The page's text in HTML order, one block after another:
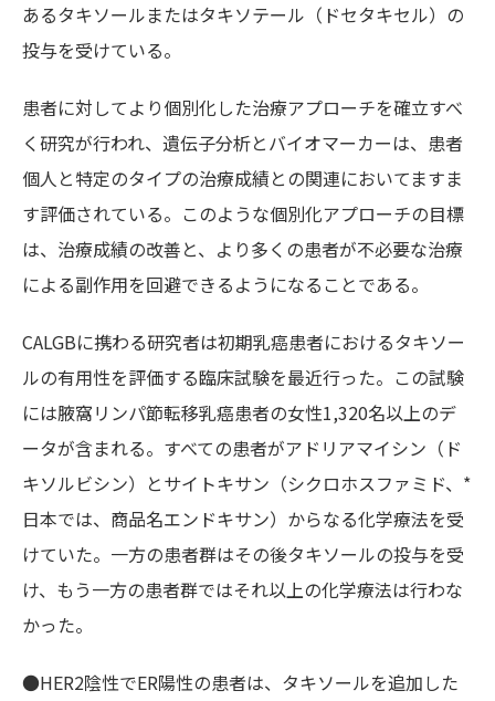
あるタキソールまたはタキソテール（ドセタキセル）の
投与を受けている。
患者に対してより個別化した治療アプローチを確立すべ
く研究が行われ、遺伝子分析とバイオマーカーは、患者
個人と特定のタイプの治療成績との関連においてますま
す評価されている。このような個別化アプローチの目標
は、治療成績の改善と、より多くの患者が不必要な治療
による副作用を回避できるようになることである。
CALGBに携わる研究者は初期乳癌患者におけるタキソー
ルの有用性を評価する臨床試験を最近行った。この試験
には腋窩リンパ節転移乳癌患者の女性1,320名以上のデ
ータが含まれる。すべての患者がアドリアマイシン（ド
キソルビシン）とサイトキサン（シクロホスファミド、*
日本では、商品名エンドキサン）からなる化学療法を受
けていた。一方の患者群はその後タキソールの投与を受
け、もう一方の患者群ではそれ以上の化学療法は行わな
かった。
●HER2陰性でER陽性の患者は、タキソールを追加した